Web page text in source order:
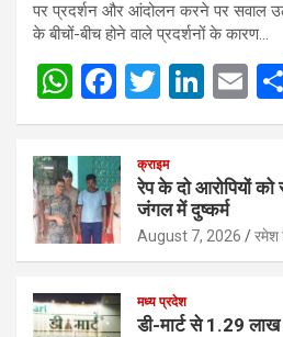
पर प्रदर्शन और आंदोलन करने पर सवाल
के बीचों-बीच होने वाले प्रदर्शनों के कारण…
W
h
at
s
A
p
p
F
a
ce
b
o
o
k
T
wi
tt
er
Li
n
dI
n
E
m
क्राइम
रेप के दो आरोपियों को
जंगल में दुष्कर्म
August 7, 2026 रमेश
मध्य प्रदेश
डी-मार्ट से 1.29 लाख